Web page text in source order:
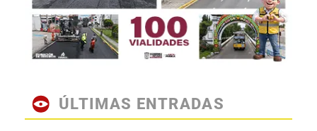
ÚLTIMAS ENTRADAS